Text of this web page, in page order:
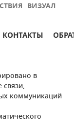
ВИЗУАЛ
КОНТАКТЫ
в
коммуникаций